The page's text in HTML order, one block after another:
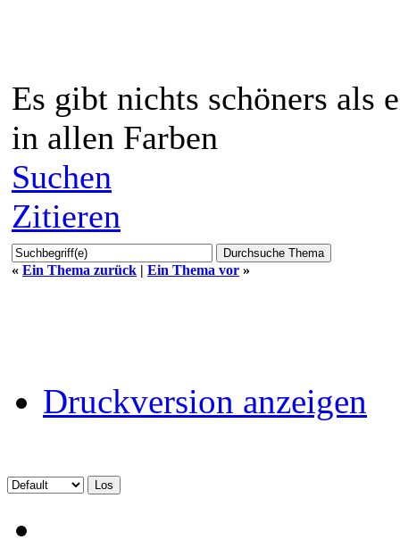
Es gibt nichts schöners als
in allen Farben
Suchen
Zitieren
« Ein Thema zurück | Ein Thema vor »
Druckversion anzeigen